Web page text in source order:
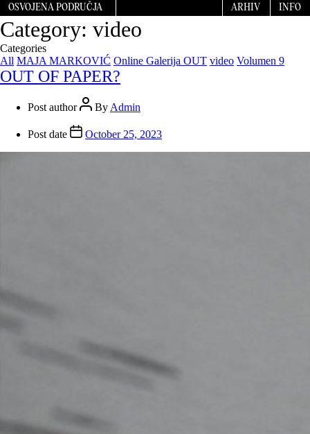
OSVOJENA PODRUČJA ARHIV INFO
Category: video
Categories
All MAJA MARKOVIĆ Online Galerija OUT video Volumen 9
OUT OF PAPER?
Post author By Admin
Post date October 25, 2023